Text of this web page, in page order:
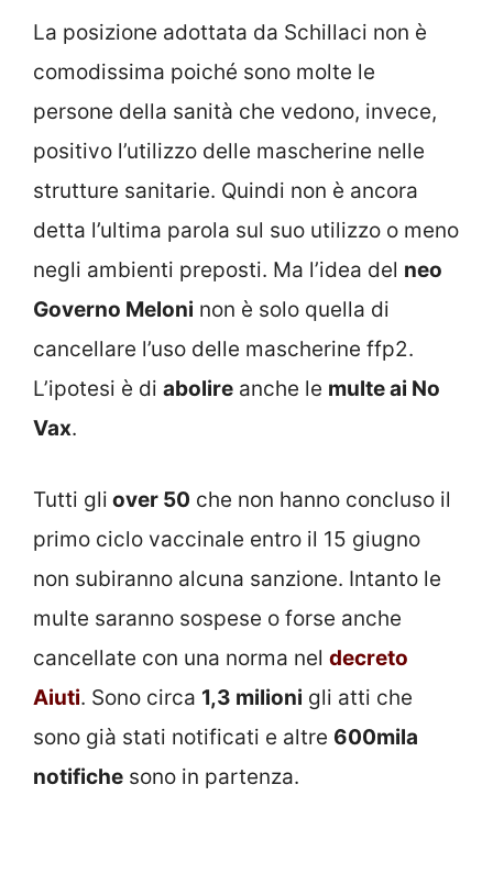
La posizione adottata da Schillaci non è
comodissima poiché sono molte le
persone della sanità che vedono, invece,
positivo l’utilizzo delle mascherine nelle
strutture sanitarie. Quindi non è ancora
detta l’ultima parola sul suo utilizzo o meno
negli ambienti preposti. Ma l’idea del neo
Governo Meloni non è solo quella di
cancellare l’uso delle mascherine ffp2.
L’ipotesi è di abolire anche le multe ai No
Vax.
Tutti gli over 50 che non hanno concluso il
primo ciclo vaccinale entro il 15 giugno
non subiranno alcuna sanzione. Intanto le
multe saranno sospese o forse anche
cancellate con una norma nel decreto
Aiuti. Sono circa 1,3 milioni gli atti che
sono già stati notificati e altre 600mila
notifiche sono in partenza.